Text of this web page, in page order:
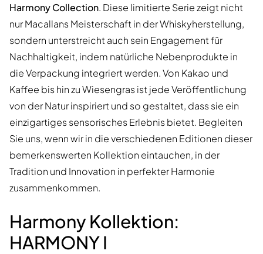
Harmony Collection. Diese limitierte Serie zeigt nicht
nur Macallans Meisterschaft in der Whiskyherstellung,
sondern unterstreicht auch sein Engagement für
Nachhaltigkeit, indem natürliche Nebenprodukte in
die Verpackung integriert werden. Von Kakao und
Kaffee bis hin zu Wiesengras ist jede Veröffentlichung
von der Natur inspiriert und so gestaltet, dass sie ein
einzigartiges sensorisches Erlebnis bietet. Begleiten
Sie uns, wenn wir in die verschiedenen Editionen dieser
bemerkenswerten Kollektion eintauchen, in der
Tradition und Innovation in perfekter Harmonie
zusammenkommen.
Harmony Kollektion:
HARMONY I